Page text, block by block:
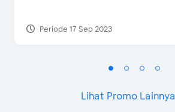
Periode 17 Sep 2023
Lihat Promo Lainnya